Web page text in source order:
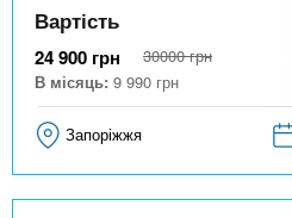
Вартість
24 900 грн 30000 грн
В місяць: 9 990 грн
Запоріжжя